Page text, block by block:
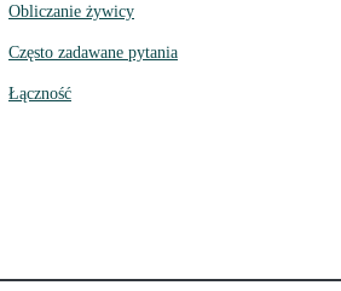
Obliczanie żywicy
Często zadawane pytania
Łączność